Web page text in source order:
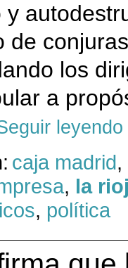
y
de
los
a
leyendo
caja madrid,
, la
, política